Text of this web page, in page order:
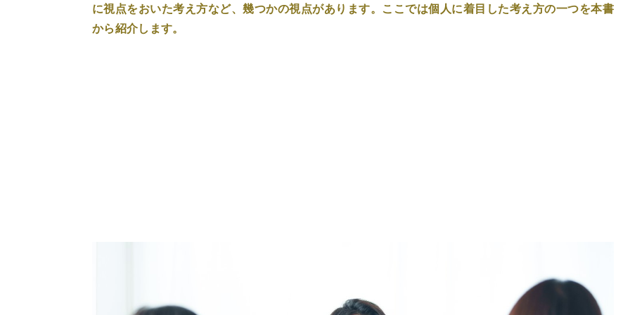
に視点をおいた考え方など、幾つかの視点があります。ここでは個人に着目した考え方の一つを本書
から紹介します。